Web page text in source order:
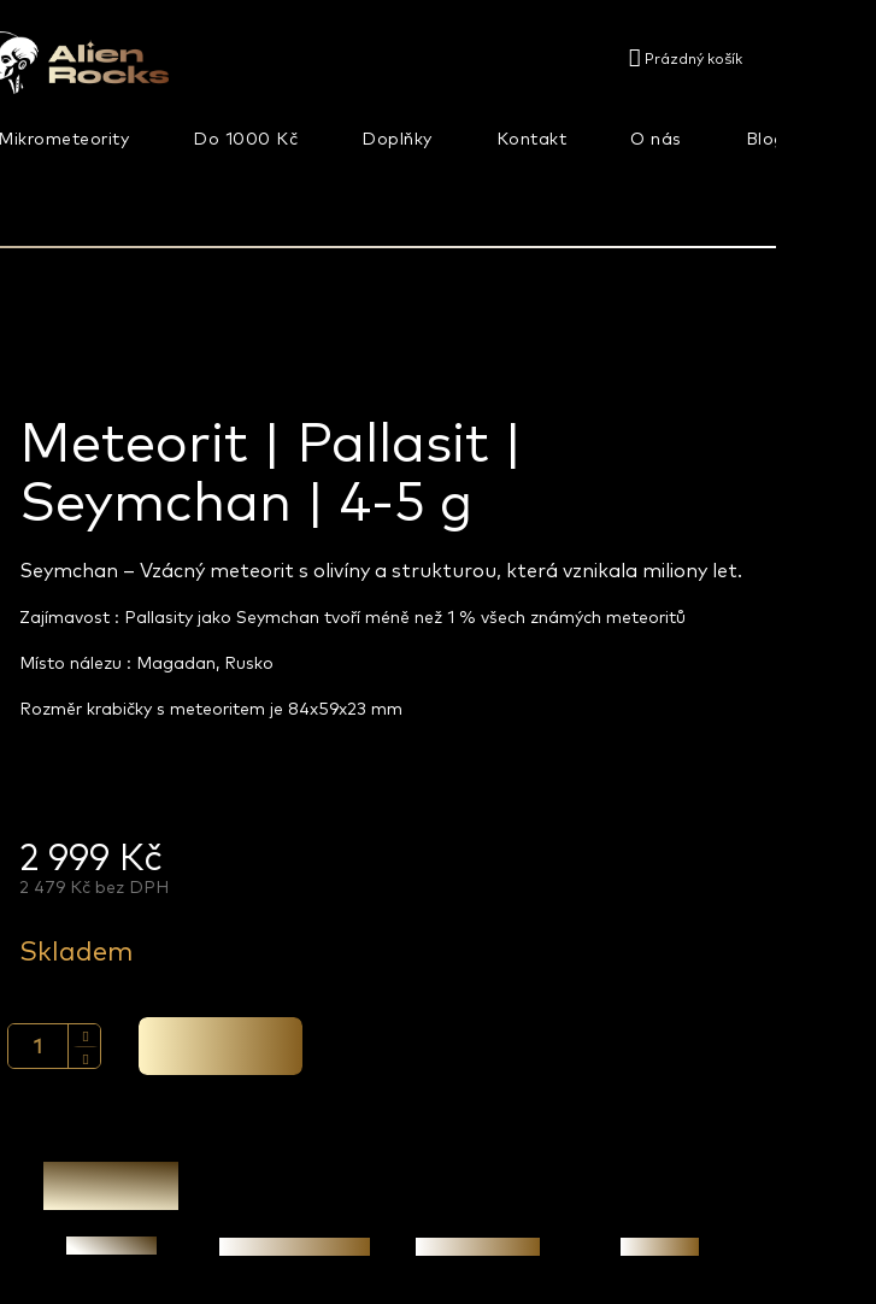
NÁKUPNÍ
Prázdný košík
Mikrometeority Do 1000 Kč Doplňky Kontakt O nás Blog
Meteorit | Pallasit |
Seymchan | 4-5 g
2 999 Kč
2 479 Kč bez DPH
cena:
Skladem
Seymchan – Vzácný meteorit s olivíny a strukturou, která vznikala miliony let.
Zajímavost : Pallasity jako Seymchan tvoří méně než 1 % všech známých meteoritů
Místo nálezu : Magadan, Rusko
Rozměr krabičky s meteoritem je 84x59x23 mm
Zeptat se